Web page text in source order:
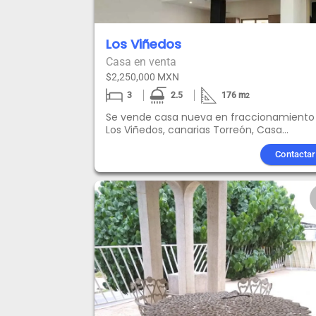
Los Viñedos
Casa en venta
$2,250,000 MXN
3 2.5 176m2
Se vende casa nueva en fraccionamiento
Los Viñedos, canarias Torreón, Casa
templados en baños Muebles en baño
granito *Preparación para mini Split en las
recamaras *Cisterna para 2500 lts. *Ductos
recubiertos con poliuretano Cancelería de
aluminio con vidrios de 6mm Tintex.
🔶Recamara principal con área de
baño completo 🔶 2 recamaras Jrs.
compartidos para recamara jr. 🔶Sala de T.
Amenidades: *Alberca Terraza Asador
Juegos Infantiles Áreas verdes Cancha de
padel PRECIO PUBLICADO NO INCLUYEN LOS
GASTOS NOTARIALES, COMISIONES Y
Contactar